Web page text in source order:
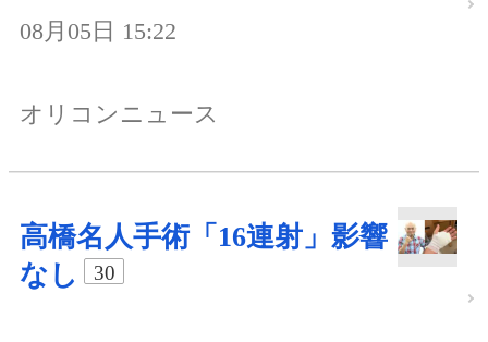
08月05日 15:22
オリコンニュース
高橋名人手術「16連射」影響
なし
30